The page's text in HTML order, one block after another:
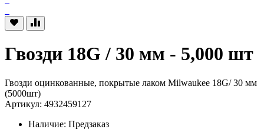
Гвозди 18G / 30 мм - 5,000 шт
Гвозди оцинкованные, покрытые лаком Milwaukee 18G/ 30 мм
(5000шт)
Артикул: 4932459127
Наличие: Предзаказ